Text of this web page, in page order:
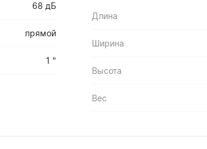
68 дБ
прямой
1 "
Длина
Ширина
Высота
Вес